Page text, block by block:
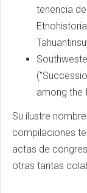
tenencia
among the
Su ilustre
compilaciones
actas de
otras tantas